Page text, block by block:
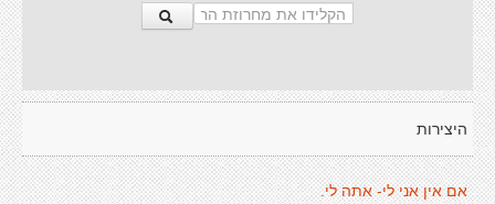
היצירות
אם אין אני לי- אתה לי.